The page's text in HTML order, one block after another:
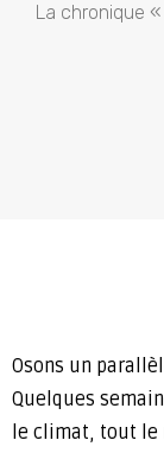
La chronique
Osons un
Quelques
le climat, tout le